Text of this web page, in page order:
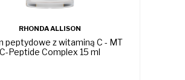
RHONDA ALLISON
peptydowe z witaminą C - MT
C-Peptide Complex 15 ml